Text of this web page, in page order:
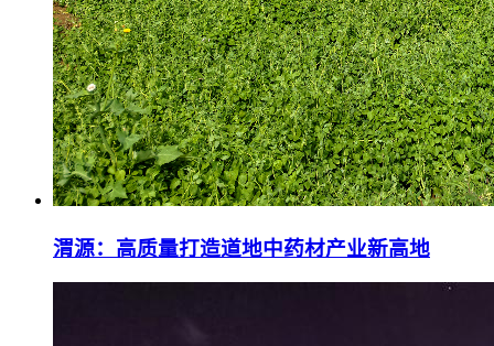
渭源：高质量打造道地中药材产业新高地